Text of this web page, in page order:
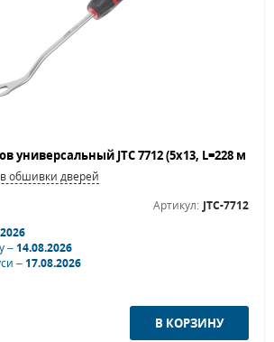
обшивки дверей
Артикул: JTC-7712
–14.08.2026
–17.08.2026